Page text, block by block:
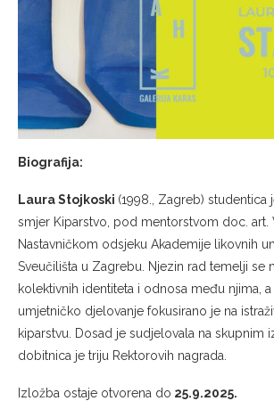
Biografija:
Laura Stojkoski (1998., Zagreb) studentica
smjer Kiparstvo, pod mentorstvom doc. art.
Nastavničkom odsjeku Akademije likovnih
Sveučilišta u Zagrebu. Njezin rad temelji se
kolektivnih identiteta i odnosa među njima,
umjetničko djelovanje fokusirano je na
kiparstvu. Dosad je sudjelovala na skupnim
dobitnica je triju Rektorovih nagrada.
Izložba ostaje otvorena do 25.9.2025.